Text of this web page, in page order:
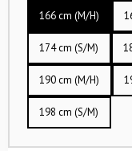
166 cm (M/H)
174 cm (S/M)
190 cm (M/H)
198 cm (S/M)